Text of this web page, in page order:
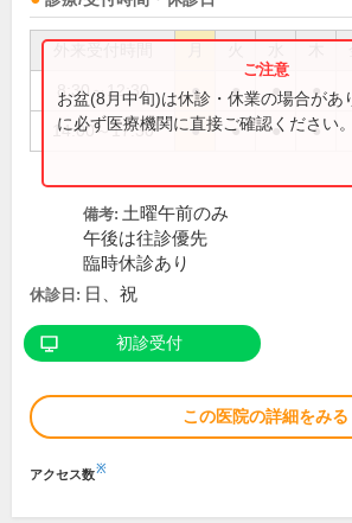
8:30～12:30 ● ● ● ●
14:00～17:30 ● ● ● ●
お盆(8月中旬)は休診・休業の場合があ
に必ず医療機関に直接ご確認ください。
備考: 土曜午前のみ
午後は往診優先
臨時休診あり
休診日: 日、祝
初診受付
この医院の詳細をみる
アクセス数※